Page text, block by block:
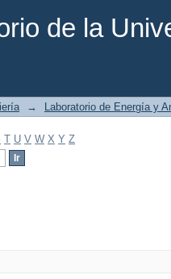
de la
→ Laboratorio de Energía y
T U V W X Y Z